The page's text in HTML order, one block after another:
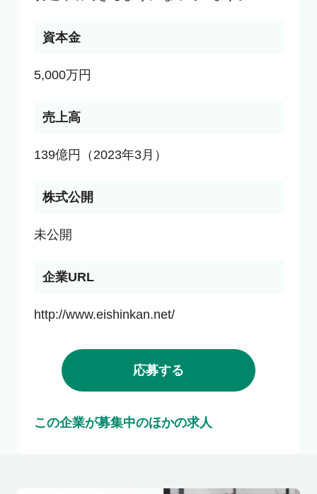
資本金
5,000万円
売上高
139億円（2023年3月）
株式公開
未公開
企業URL
http://www.eishinkan.net/
応募する
この企業が募集中のほかの求人